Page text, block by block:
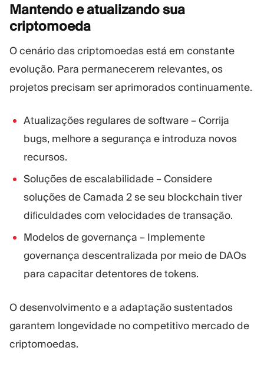
Mantendo e atualizando sua
criptomoeda
O cenário das criptomoedas está em constante
evolução. Para permanecerem relevantes, os
projetos precisam ser aprimorados continuamente.
Atualizações regulares de software – Corrija
bugs, melhore a segurança e introduza novos
recursos.
Soluções de escalabilidade – Considere
soluções de Camada 2 se seu blockchain tiver
dificuldades com velocidades de transação.
Modelos de governança – Implemente
governança descentralizada por meio de DAOs
para capacitar detentores de tokens.
O desenvolvimento e a adaptação sustentados
garantem longevidade no competitivo mercado de
criptomoedas.